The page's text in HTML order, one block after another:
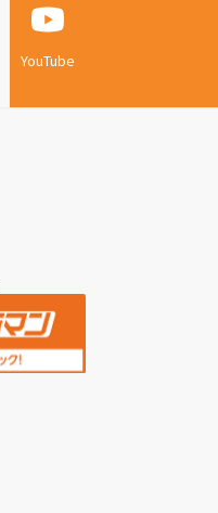
YouTube